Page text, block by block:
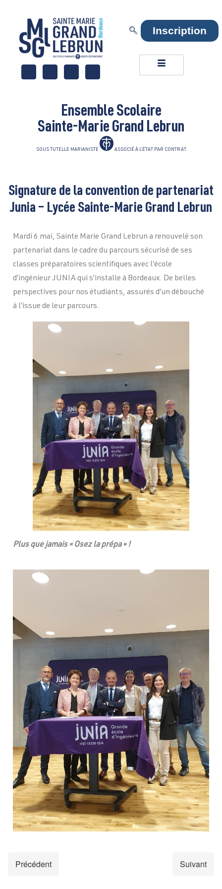
Inscription
Ensemble Scolaire
Sainte-Marie Grand Lebrun
SOUS TUTELLE MARIANISTE ASSOCIÉ À L’ÉTAT PAR CONTRAT
Signature de la convention de partenariat
Junia – Lycée Sainte-Marie Grand Lebrun
Mardi 6 mai, Sainte Marie Grand Lebrun a renouvelé son
partenariat dans le cadre du parcours sécurisé de ses
classes préparatoires scientifiques avec l’école
d’ingénieur JUNIA qui s’installe à Bordeaux. De belles
perspectives pour nos étudiants, assurés d’un débouché
à l’issue de leur parcours.
Plus que jamais « Osez la prépa » !
Précédent Suivant